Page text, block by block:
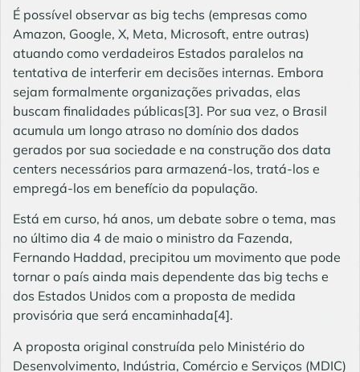
É possível observar as big techs (empresas como
Amazon, Google, X, Meta, Microsoft, entre outras)
atuando como verdadeiros Estados paralelos na
tentativa de interferir em decisões internas. Embora
sejam formalmente organizações privadas, elas
buscam finalidades públicas[3]. Por sua vez, o Brasil
acumula um longo atraso no domínio dos dados
gerados por sua sociedade e na construção dos data
centers necessários para armazená-los, tratá-los e
empregá-los em benefício da população.
Está em curso, há anos, um debate sobre o tema, mas
no último dia 4 de maio o ministro da Fazenda,
Fernando Haddad, precipitou um movimento que pode
tornar o país ainda mais dependente das big techs e
dos Estados Unidos com a proposta de medida
provisória que será encaminhada[4].
A proposta original construída pelo Ministério do
Desenvolvimento, Indústria, Comércio e Serviços (MDIC)